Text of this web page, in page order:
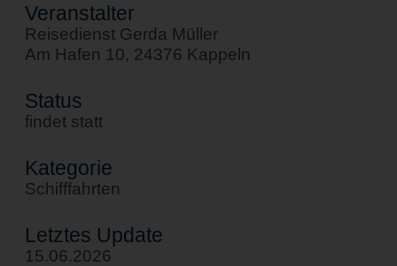
Veranstalter
Reisedienst Gerda Müller
Am Hafen 10, 24376 Kappeln
Status
findet statt
Kategorie
Schifffahrten
Letztes Update
15.06.2026